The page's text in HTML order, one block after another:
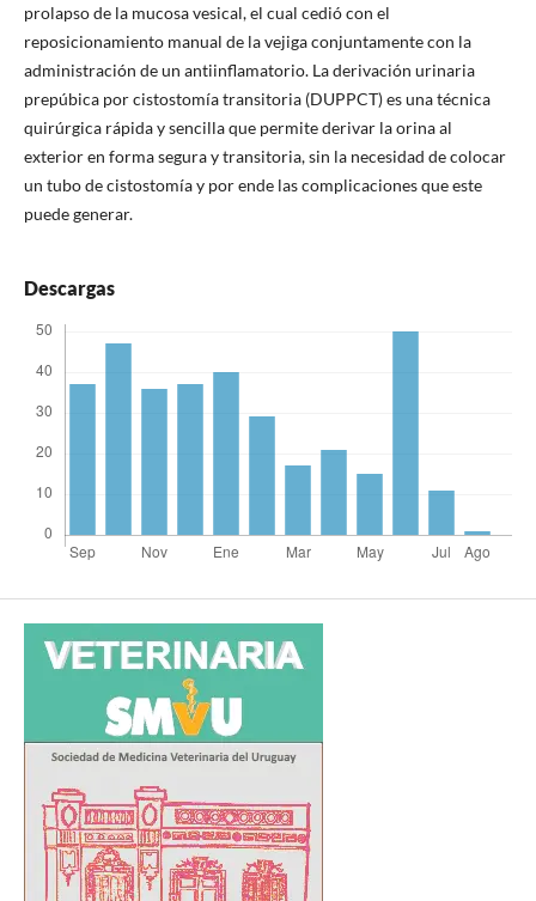
prolapso de la mucosa vesical, el cual cedió con el
reposicionamiento manual de la vejiga conjuntamente con la
administración de un antiinflamatorio. La derivación urinaria
prepúbica por cistostomía transitoria (DUPPCT) es una técnica
quirúrgica rápida y sencilla que permite derivar la orina al
exterior en forma segura y transitoria, sin la necesidad de colocar
un tubo de cistostomía y por ende las complicaciones que este
puede generar.
Descargas